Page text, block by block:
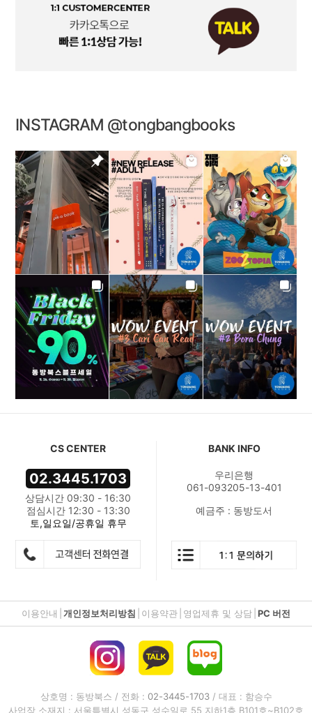
INSTAGRAM @tongbangbooks
CS CENTER
02.3445.1703
상담시간 09:30 - 16:30
점심시간 12:30 - 13:30
토,일요일/공휴일 휴무
BANK INFO
우리은행
061-093205-13-401
예금주 : 동방도서
이용안내 개인정보처리방침 이용약관 영업제휴 및 상담 PC 버전
상호명 : 동방북스 / 전화 : 02-3445-1703/ 대표 : 함승수
사업장 소재지 : 서울특별시 성동구 성수일로 55 지하1층 B101호~B102호